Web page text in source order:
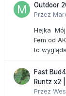
Outdoor
Przez
Hejka
Fem od
to
Fast
Runtz x2
Przez